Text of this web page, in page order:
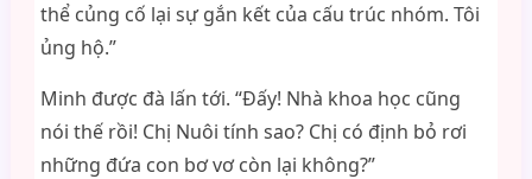
thể củng cố lại sự gắn kết của cấu trúc nhóm. Tôi
ủng hộ.”
Minh được đà lấn tới. “Đấy! Nhà khoa học cũng
nói thế rồi! Chị Nuôi tính sao? Chị có định bỏ rơi
những đứa con bơ vơ còn lại không?”